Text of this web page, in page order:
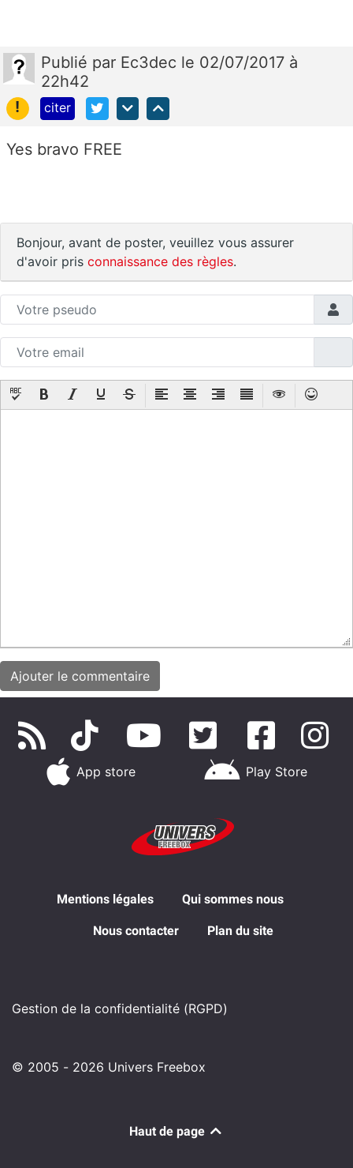
Publié par Ec3dec le 02/07/2017 à
22h42
!
citer
Yes bravo FREE
Bonjour, avant de poster, veuillez vous assurer
d'avoir pris connaissance des règles.
App store Play Store
Mentions légales Qui sommes nous
Nous contacter Plan du site
Gestion de la confidentialité (RGPD)
© 2005 - 2026 Univers Freebox
Haut de page